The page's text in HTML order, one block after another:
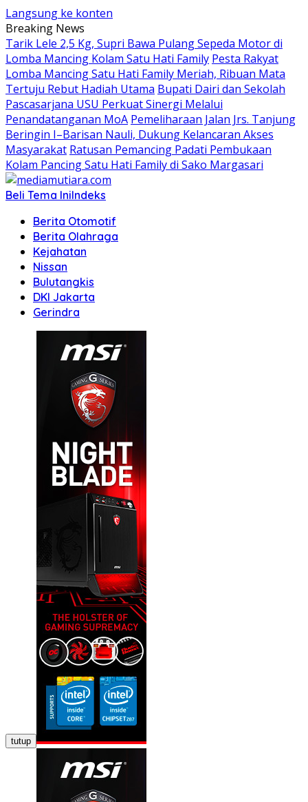
Langsung ke konten
Breaking News
Tarik Lele 2,5 Kg, Supri Bawa Pulang Sepeda Motor di
Lomba Mancing Kolam Satu Hati Family Pesta Rakyat
Lomba Mancing Satu Hati Family Meriah, Ribuan Mata
Tertuju Rebut Hadiah Utama Bupati Dairi dan Sekolah
Pascasarjana USU Perkuat Sinergi Melalui
Penandatanganan MoA Pemeliharaan Jalan Jrs. Tanjung
Beringin I–Barisan Nauli, Dukung Kelancaran Akses
Masyarakat Ratusan Pemancing Padati Pembukaan
Kolam Pancing Satu Hati Family di Sako Margasari
Beli Tema IniIndeks
Berita Otomotif
Berita Olahraga
Kejahatan
Nissan
Bulutangkis
DKI Jakarta
Gerindra
tutup